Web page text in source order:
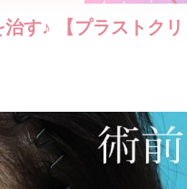
す♪ 【プラストクリ